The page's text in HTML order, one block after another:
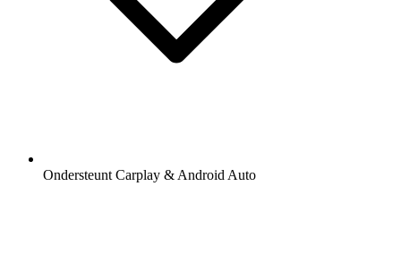
Ondersteunt Carplay & Android Auto